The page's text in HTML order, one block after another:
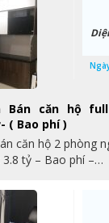
Bán căn hộ
( Bao phí )
căn hộ 2 phòng
3.8 tỷ – Bao phí –…